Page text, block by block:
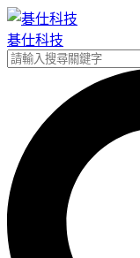
跳
至
主
碁仕科技
搜